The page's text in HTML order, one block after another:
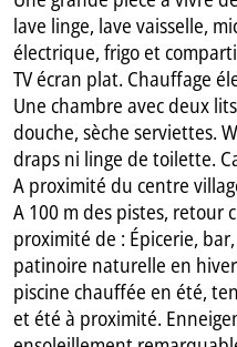
lave linge, lave vaisselle,
électrique, frigo et
TV écran plat. Chauffage
Une chambre avec deux
douche, sèche serviettes.
draps ni linge de toilette.
A proximité du centre
A 100 m des pistes, retour
proximité de : Épicerie,
patinoire naturelle en
piscine chauffée en été,
et été à proximité.